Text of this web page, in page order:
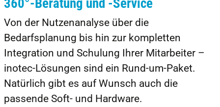
360°-Beratung und -Service
Von der Nutzenanalyse über die
Bedarfsplanung bis hin zur kompletten
Integration und Schulung Ihrer Mitarbeiter –
inotec-Lösungen sind ein Rund-um-Paket.
Natürlich gibt es auf Wunsch auch die
passende Soft- und Hardware.